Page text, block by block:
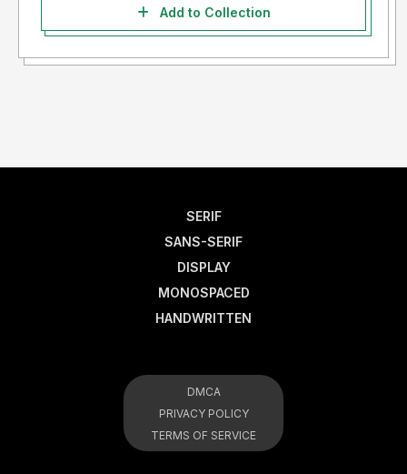
Add to Collection
SERIF
SANS-SERIF
DISPLAY
MONOSPACED
HANDWRITTEN
DMCA
PRIVACY POLICY
TERMS OF SERVICE